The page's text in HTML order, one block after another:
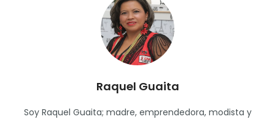
Raquel Guaita
Soy Raquel Guaita; madre, emprendedora, modista y